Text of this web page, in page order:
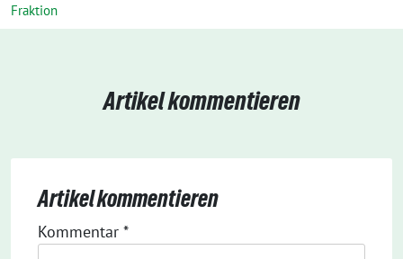
Fraktion
Artikel kommentieren
Artikel kommentieren
Kommentar *